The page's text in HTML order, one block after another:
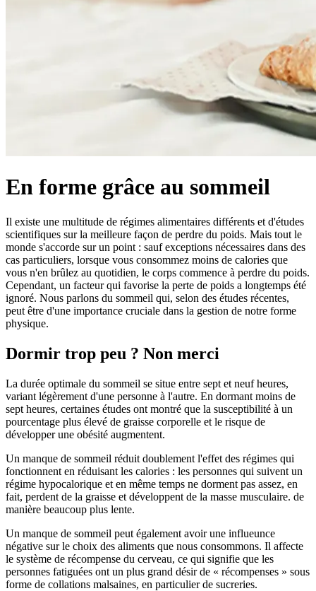
En forme grâce au sommeil
Il existe une multitude de régimes alimentaires différents et d'études
scientifiques sur la meilleure façon de perdre du poids. Mais tout le
monde s'accorde sur un point : sauf exceptions nécessaires dans des
cas particuliers, lorsque vous consommez moins de calories que
vous n'en brûlez au quotidien, le corps commence à perdre du poids.
Cependant, un facteur qui favorise la perte de poids a longtemps été
ignoré. Nous parlons du sommeil qui, selon des études récentes,
peut être d'une importance cruciale dans la gestion de notre forme
physique.
Dormir trop peu ? Non merci
La durée optimale du sommeil se situe entre sept et neuf heures,
variant légèrement d'une personne à l'autre. En dormant moins de
sept heures, certaines études ont montré que la susceptibilité à un
pourcentage plus élevé de graisse corporelle et le risque de
développer une obésité augmentent.
Un manque de sommeil réduit doublement l'effet des régimes qui
fonctionnent en réduisant les calories : les personnes qui suivent un
régime hypocalorique et en même temps ne dorment pas assez, en
fait, perdent de la graisse et développent de la masse musculaire. de
manière beaucoup plus lente.
Un manque de sommeil peut également avoir une influeunce
négative sur le choix des aliments que nous consommons. Il affecte
le système de récompense du cerveau, ce qui signifie que les
personnes fatiguées ont un plus grand désir de « récompenses » sous
forme de collations malsaines, en particulier de sucreries.